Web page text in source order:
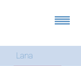
Lana